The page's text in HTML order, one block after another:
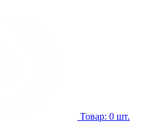
Товар: 0 шт.